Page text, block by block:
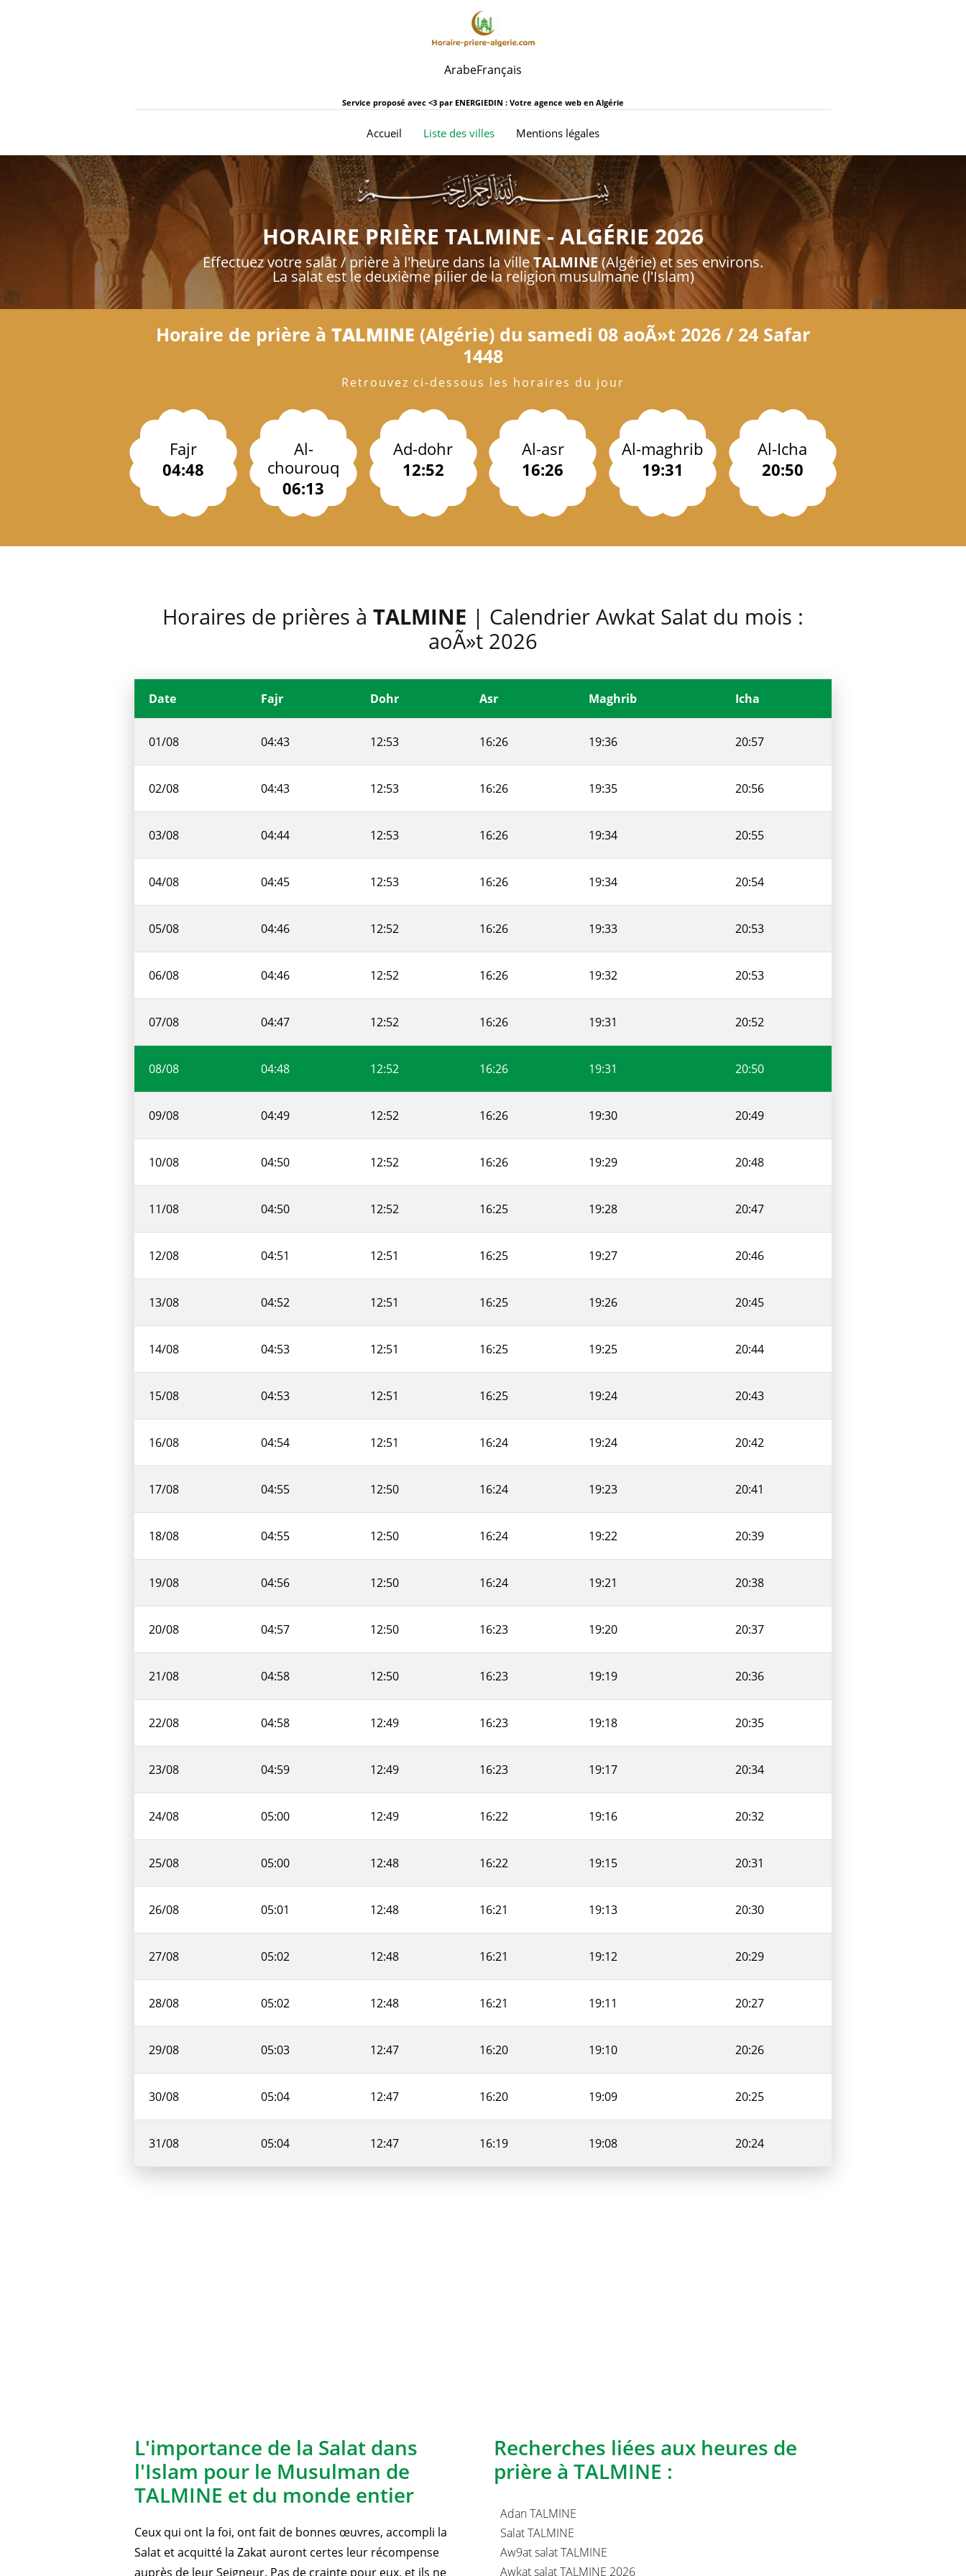
ArabeFrançais
Service proposé avec <3 par ENERGIEDIN : Votre agence web en Algérie
Accueil (current)
Liste des villes Mentions légales
HORAIRE PRIÈRE TALMINE - ALGÉRIE 2026
Effectuez votre salât / prière à l'heure dans la villeTALMINE(Algérie) et ses environs.
La salat est le deuxième pilier de la religion musulmane (l'Islam)
Horaire de prière à TALMINE (Algérie) du samedi 08 aoÃ»t 2026 / 24 Safar
1448
Retrouvez ci-dessous les horaires du jour
Fajr
04:48
Al-
chourouq
06:13
Ad-dohr
12:52
Al-asr
16:26
Al-maghrib
19:31
Al-Icha
20:50
Horaires de prières à TALMINE | Calendrier Awkat Salat du mois :
aoÃ»t 2026
Date Fajr Dohr Asr Maghrib Icha
01/08 04:43 12:53 16:26 19:36 20:57
02/08 04:43 12:53 16:26 19:35 20:56
03/08 04:44 12:53 16:26 19:34 20:55
04/08 04:45 12:53 16:26 19:34 20:54
05/08 04:46 12:52 16:26 19:33 20:53
06/08 04:46 12:52 16:26 19:32 20:53
07/08 04:47 12:52 16:26 19:31 20:52
08/08 04:48 12:52 16:26 19:31 20:50
09/08 04:49 12:52 16:26 19:30 20:49
10/08 04:50 12:52 16:26 19:29 20:48
11/08 04:50 12:52 16:25 19:28 20:47
12/08 04:51 12:51 16:25 19:27 20:46
13/08 04:52 12:51 16:25 19:26 20:45
14/08 04:53 12:51 16:25 19:25 20:44
15/08 04:53 12:51 16:25 19:24 20:43
16/08 04:54 12:51 16:24 19:24 20:42
17/08 04:55 12:50 16:24 19:23 20:41
18/08 04:55 12:50 16:24 19:22 20:39
19/08 04:56 12:50 16:24 19:21 20:38
20/08 04:57 12:50 16:23 19:20 20:37
21/08 04:58 12:50 16:23 19:19 20:36
22/08 04:58 12:49 16:23 19:18 20:35
23/08 04:59 12:49 16:23 19:17 20:34
24/08 05:00 12:49 16:22 19:16 20:32
25/08 05:00 12:48 16:22 19:15 20:31
26/08 05:01 12:48 16:21 19:13 20:30
27/08 05:02 12:48 16:21 19:12 20:29
28/08 05:02 12:48 16:21 19:11 20:27
29/08 05:03 12:47 16:20 19:10 20:26
30/08 05:04 12:47 16:20 19:09 20:25
31/08 05:04 12:47 16:19 19:08 20:24
L'importance de la Salat dans
l'Islam pour le Musulman de
TALMINE et du monde entier
Ceux qui ont la foi, ont fait de bonnes œuvres, accompli la
Salat et acquitté la Zakat auront certes leur récompense
auprès de leur Seigneur. Pas de crainte pour eux, et ils ne
Recherches liées aux heures de
prière à TALMINE :
Adan TALMINE
Salat TALMINE
Aw9at salat TALMINE
Awkat salat TALMINE 2026